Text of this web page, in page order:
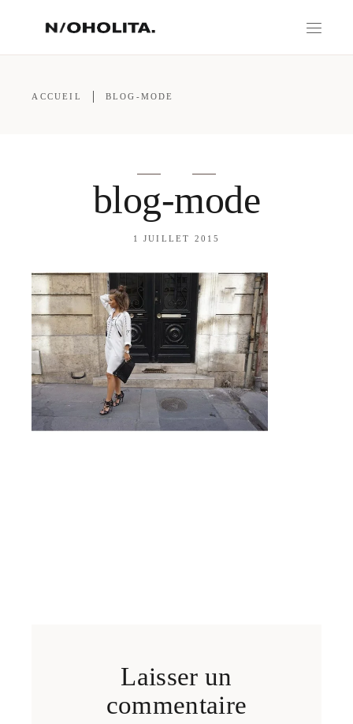
ACCUEIL BLOG-MODE
blog-mode
1 JUILLET 2015
Laisser un
commentaire